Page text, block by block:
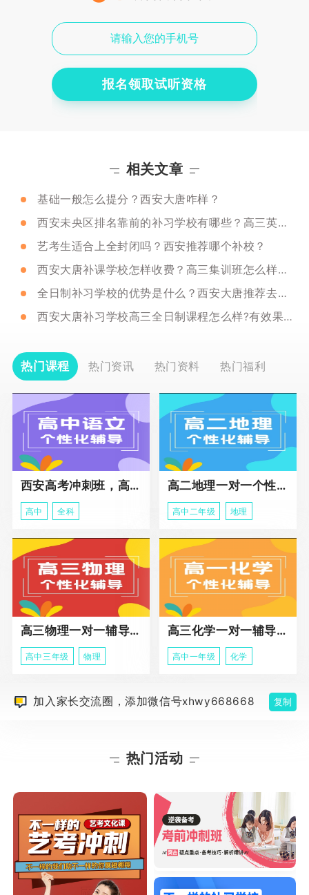
报名领取试听资格
相关文章
基础一般怎么提分？西安大唐咋样？
西安未央区排名靠前的补习学校有哪些？高三英语如何提升？
艺考生适合上全封闭吗？西安推荐哪个补校？
西安大唐补课学校怎样收费？高三集训班怎么样呢？
全日制补习学校的优势是什么？西安大唐推荐去吗？
西安大唐补习学校高三全日制课程怎么样?有效果吗？
热门课程 热门资讯 热门资料 热门福利
西安高考冲刺班，高三全科辅导
高中 全科
高二地理一对一个性化冲刺辅导课程
高中二年级 地理
高三物理一对一辅导课程
高中三年级 物理
高三化学一对一辅导课程
高中一年级 化学
加入家长交流圈，添加微信号xhwy668668 复制
热门活动